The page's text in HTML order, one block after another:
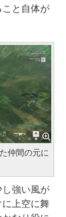
と自体が
仲間の元に
強い風が
上空に舞